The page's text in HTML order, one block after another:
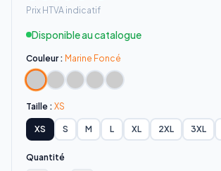
Prix HTVA indicatif
Disponible au catalogue
Couleur : Marine Foncé
Taille : XS
XS S M L XL 2XL 3XL
Quantité